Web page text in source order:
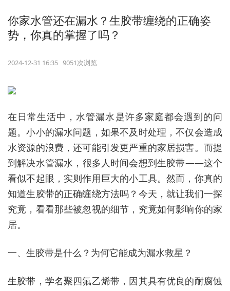
你家水管还在漏水？生胶带缠绕的正确姿
势，你真的掌握了吗？
2024-12-31 16:35 9051次浏览
在日常生活中，水管漏水是许多家庭都会遇到的问
题。小小的漏水问题，如果不及时处理，不仅会造成
水资源的浪费，还可能引发更严重的家居损害。而提
到解决水管漏水，很多人时间会想到生胶带——这个
看似不起眼，实则作用巨大的小工具。然而，你真的
知道生胶带的正确缠绕方法吗？今天，就让我们一探
究竟，看看那些被忽视的细节，究竟如何影响你的家
居。
一、生胶带是什么？为何它能成为漏水救星？
生胶带，学名聚四氟乙烯带，因其具有优良的耐腐蚀